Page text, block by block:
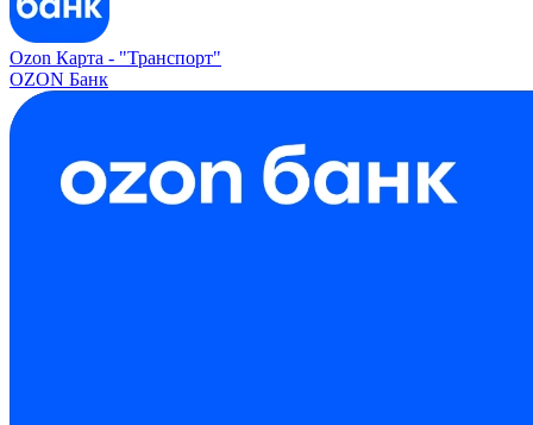
Ozon Карта - "Транспорт"
OZON Банк